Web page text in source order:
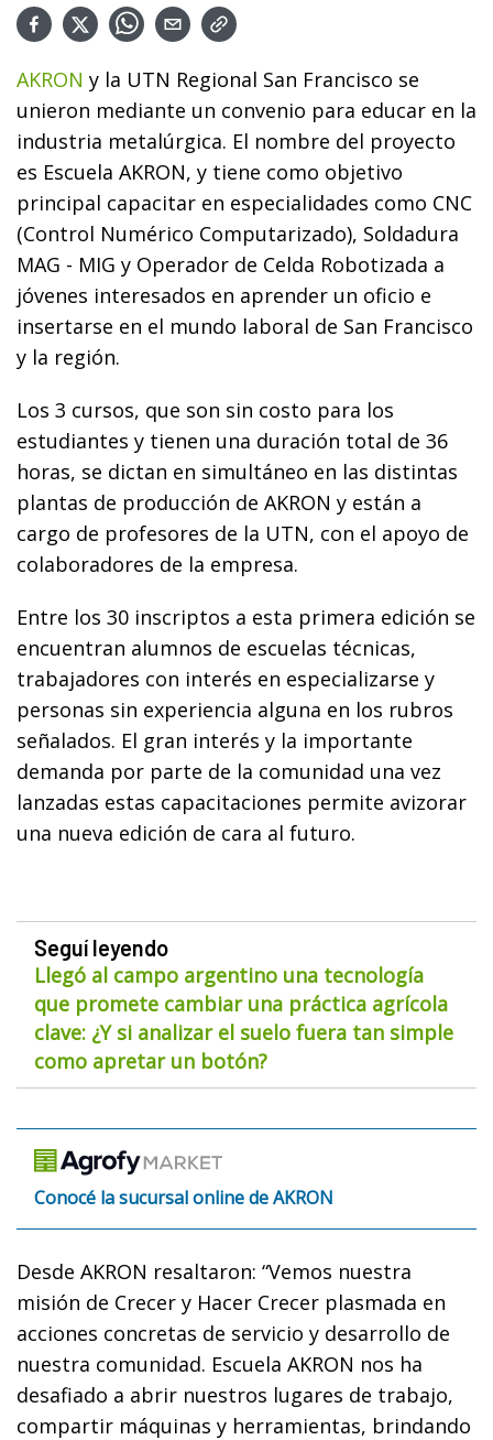
AKRON y la UTN Regional San Francisco se
unieron mediante un convenio para educar en la
industria metalúrgica. El nombre del proyecto
es Escuela AKRON, y tiene como objetivo
principal capacitar en especialidades como CNC
(Control Numérico Computarizado), Soldadura
MAG - MIG y Operador de Celda Robotizada a
jóvenes interesados en aprender un oficio e
insertarse en el mundo laboral de San Francisco
y la región.
Los 3 cursos, que son sin costo para los
estudiantes y tienen una duración total de 36
horas, se dictan en simultáneo en las distintas
plantas de producción de AKRON y están a
cargo de profesores de la UTN, con el apoyo de
colaboradores de la empresa.
Entre los 30 inscriptos a esta primera edición se
encuentran alumnos de escuelas técnicas,
trabajadores con interés en especializarse y
personas sin experiencia alguna en los rubros
señalados. El gran interés y la importante
demanda por parte de la comunidad una vez
lanzadas estas capacitaciones permite avizorar
una nueva edición de cara al futuro.
Seguí leyendo
Llegó al campo argentino una tecnología
que promete cambiar una práctica agrícola
clave: ¿Y si analizar el suelo fuera tan simple
como apretar un botón?
Conocé la sucursal online de AKRON
Desde AKRON resaltaron: “Vemos nuestra
misión de Crecer y Hacer Crecer plasmada en
acciones concretas de servicio y desarrollo de
nuestra comunidad. Escuela AKRON nos ha
desafiado a abrir nuestros lugares de trabajo,
compartir máquinas y herramientas, brindando